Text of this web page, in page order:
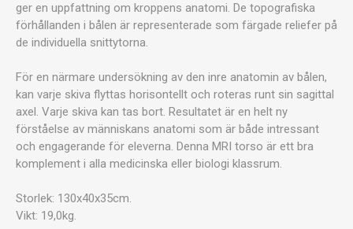
ger en uppfattning om kroppens anatomi. De topografiska
förhållanden i bålen är representerade som färgade reliefer på
de individuella snittytorna.
För en närmare undersökning av den inre anatomin av bålen,
kan varje skiva flyttas horisontellt och roteras runt sin sagittal
axel. Varje skiva kan tas bort. Resultatet är en helt ny
förståelse av människans anatomi som är både intressant
och engagerande för eleverna. Denna MRI torso är ett bra
komplement i alla medicinska eller biologi klassrum.
Storlek: 130x40x35cm.
Vikt: 19,0kg.